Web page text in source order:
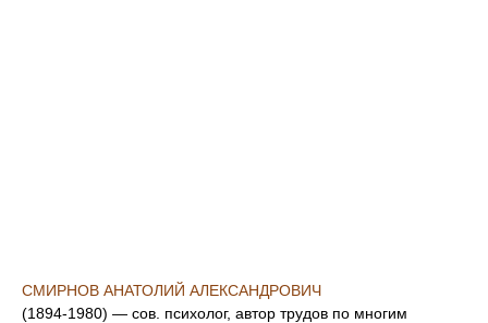
СМИРНОВ АНАТОЛИЙ АЛЕКСАНДРОВИЧ
(1894-1980) — сов. психолог, автор трудов по многим